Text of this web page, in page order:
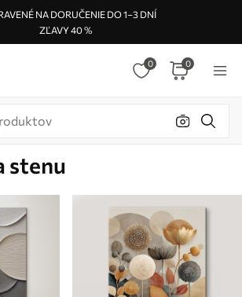
NA DORUČENIE DO 1–3 DNÍ
ZĽAVY 40 %
0 0
stenu